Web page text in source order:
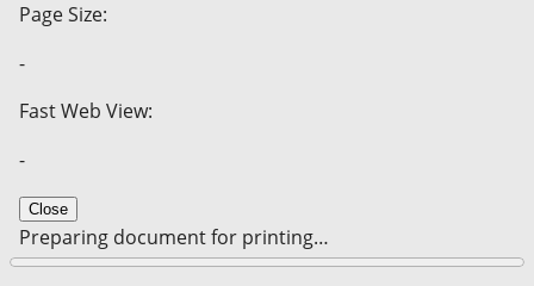
Page Size:
-
Fast Web View:
-
Close
Preparing document for printing…